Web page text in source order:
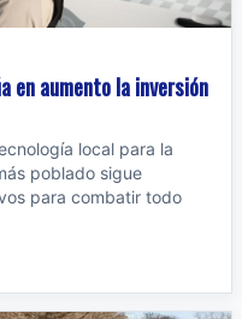
en aumento la inversión
local para la
poblado sigue
para combatir todo